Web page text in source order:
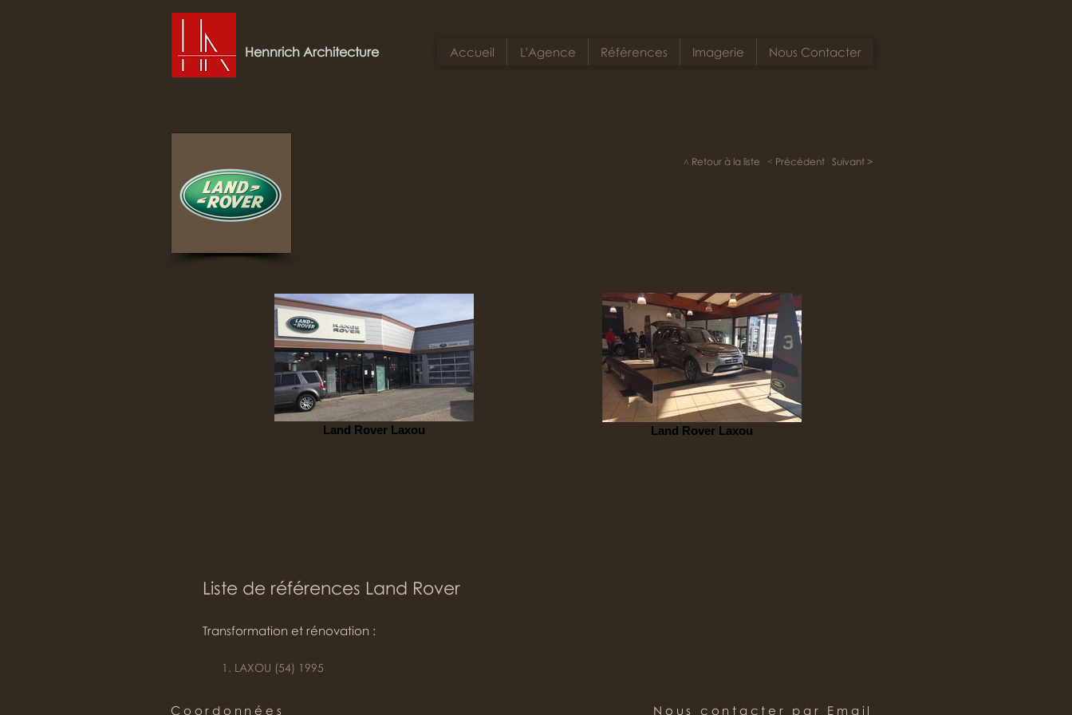
Hennrich Architecture Accueil L'Agence Références Imagerie Nous Contacter
Land Rover Laxou Land Rover Laxou
˄ Retour à la liste ˂ Précédent Suivant >
Liste de références Land Rover
Transformation et rénovation :
LAXOU (54) 1995
Coordonnées Nous contacter par Email